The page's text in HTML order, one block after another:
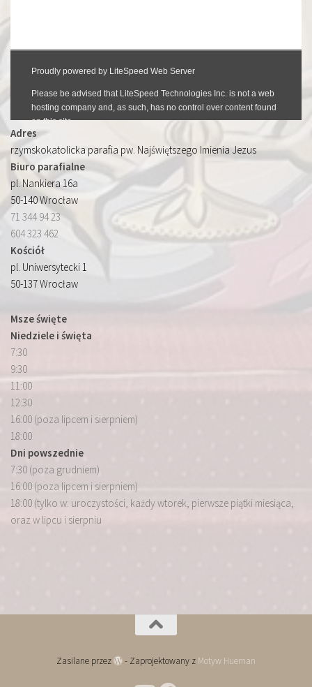
Adres
rzymskokatolicka parafia pw. Najświętszego Imienia Jezus
Biuro parafialne
pl. Nankiera 16a
50-140 Wrocław
71 344 94 23
604 323 462
Kościół
pl. Uniwersytecki 1
50-137 Wrocław
Msze święte
Niedziele i święta
7:30
9:30
11:00
12:30
16:00 (poza lipcem i sierpniem)
18:00
Dni powszednie
7:30 (poza grudniem)
16:00 (poza lipcem i sierpniem)
18:00 (tylko w: uroczystości, każdy wtorek, pierwsze piątki miesiąca,
oraz w lipcu i sierpniu
Zasilane przez - Zaprojektowany z Motyw Hueman